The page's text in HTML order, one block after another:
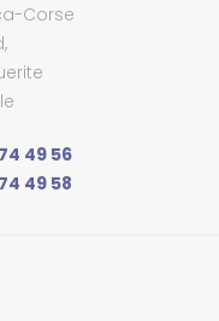
Corse
49 56
49 58